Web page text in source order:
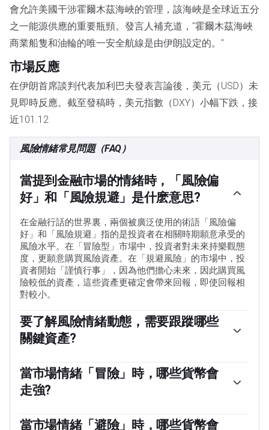
會允許美國干涉霍爾木茲海峽的管理，該海峽是全球近五分
之一能源供應的重要瓶頸。發言人補充道，"霍爾木茲海峽
商業船隻和油輪的唯一安全航線是由伊朗設定的。"
市場反應
在伊朗首席談判代表加利巴夫發表言論後，美元（USD）未
見即時反應。截至發稿時，美元指數（DXY）小幅下跌，接
近101.12
風險情緒常見問題（FAQ）
當提到金融市場的情緒時，「風險偏
好」和「風險規避」是什麽意思?
在金融行話的世界裏，兩個被廣泛使用的術語「風險偏
好」和「風險規避」指的是投資者在相關時期願意承受的
風險水平。在「冒險型」市場中，投資者對未來持樂觀態
度，更願意購買風險資產。在「規避風險」的市場中，投
資者開始「謹慎行事」，因為他們擔心未來，因此購買風
險較低的資產，這些資產更確定會帶來回報，即使回報相
對較小。
要了解風險情緒動態，需要跟蹤哪些
關鍵資產?
品(黃金除外)也會升值，因為它們受益於積極的增長前
景。大宗商品出口大國的貨幣因需求增加而走強，加密貨
幣上漲。在「規避風險」的市場中，債券——尤其是主要的
等避險貨幣都受益。
當市場情緒「冒險」時，哪些貨幣會
走強?
南非蘭特(ZAR)等次要外匯，都傾向於在「風險偏好」的市
當市場情緒「避險」時，哪些貨幣會